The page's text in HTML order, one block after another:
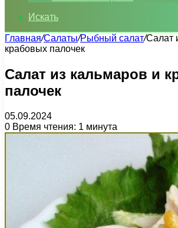
Искать
Главная/Салаты/Рыбный салат/Салат
крабовых палочек
Салат из кальмаров и
палочек
05.09.2024
0 Время чтения: 1 минута